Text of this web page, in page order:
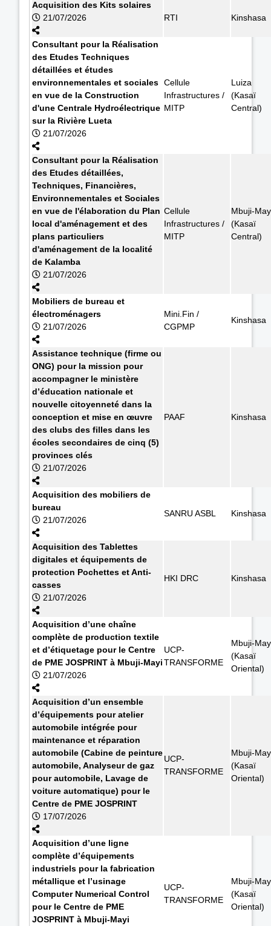
Acquisition des Kits solaires
21/07/2026
RTI Kinshasa
Consultant pour la Réalisation
des Etudes Techniques
détaillées et études
environnementales et sociales
en vue de la Construction
d'une Centrale Hydroélectrique
sur la Rivière Lueta
21/07/2026
Cellule
Infrastructures /
MITP
Luiza
(Kasaï
Central)
Consultant pour la Réalisation
des Etudes détaillées,
Techniques, Financières,
Environnementales et Sociales
en vue de l'élaboration du Plan
local d'aménagement et des
plans particuliers
d'aménagement de la localité
de Kalamba
21/07/2026
Cellule
Infrastructures /
MITP
Mbuji-
(Kasaï
Central)
Mobiliers de bureau et
électroménagers
21/07/2026
Mini.Fin /
CGPMP
Kinshasa
Assistance technique (firme ou
ONG) pour la mission pour
accompagner le ministère
d’éducation nationale et
nouvelle citoyenneté dans la
conception et mise en œuvre
des clubs des filles dans les
écoles secondaires de cinq (5)
provinces clés
21/07/2026
PAAF Kinshasa
Acquisition des mobiliers de
bureau
21/07/2026
SANRU ASBL Kinshasa
Acquisition des Tablettes
digitales et équipements de
protection Pochettes et Anti-
casses
21/07/2026
HKI DRC Kinshasa
Acquisition d’une chaîne
complète de production textile
et d’étiquetage pour le Centre
de PME JOSPRINT à Mbuji-Mayi
21/07/2026
UCP-
TRANSFORME
Mbuji-
(Kasaï
Oriental)
Acquisition d’un ensemble
d’équipements pour atelier
automobile intégrée pour
maintenance et réparation
automobile (Cabine de peinture
automobile, Analyseur de gaz
pour automobile, Lavage de
voiture automatique) pour le
Centre de PME JOSPRINT
17/07/2026
UCP-
TRANSFORME
Mbuji-
(Kasaï
Oriental)
Acquisition d’une ligne
complète d’équipements
industriels pour la fabrication
métallique et l’usinage
Computer Numerical Control
pour le Centre de PME
JOSPRINT à Mbuji-Mayi
UCP-
TRANSFORME
Mbuji-
(Kasaï
Oriental)